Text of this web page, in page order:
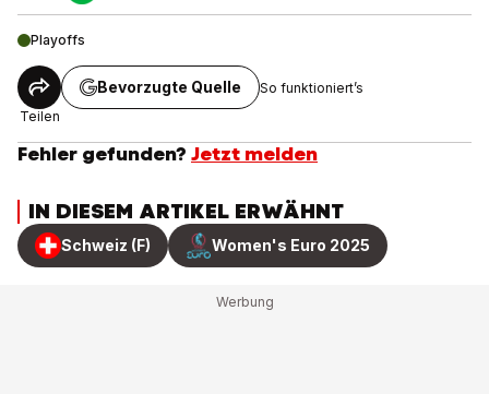
Playoffs
Teilen
Bevorzugte Quelle So funktioniert’s
Fehler gefunden? Jetzt melden
IN DIESEM ARTIKEL ERWÄHNT
Schweiz (F) Women's Euro 2025